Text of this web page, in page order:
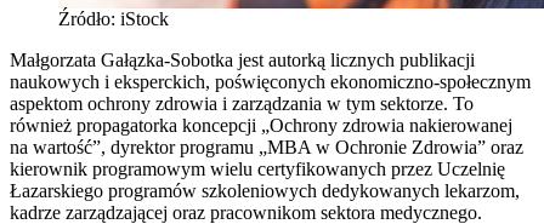
Źródło: iStock
Małgorzata Gałązka-Sobotka jest autorką licznych publikacji
naukowych i eksperckich, poświęconych ekonomiczno-społecznym
aspektom ochrony zdrowia i zarządzania w tym sektorze. To
również propagatorka koncepcji „Ochrony zdrowia nakierowanej
na wartość”, dyrektor programu „MBA w Ochronie Zdrowia” oraz
kierownik programowym wielu certyfikowanych przez Uczelnię
Łazarskiego programów szkoleniowych dedykowanych lekarzom,
kadrze zarządzającej oraz pracownikom sektora medycznego.